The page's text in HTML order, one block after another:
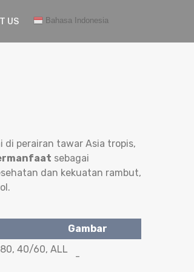
US Bahasa Indonesia
perairan tawar Asia tropis,
sebagai
dan kekuatan rambut,
Gambar
40/60, ALL
-